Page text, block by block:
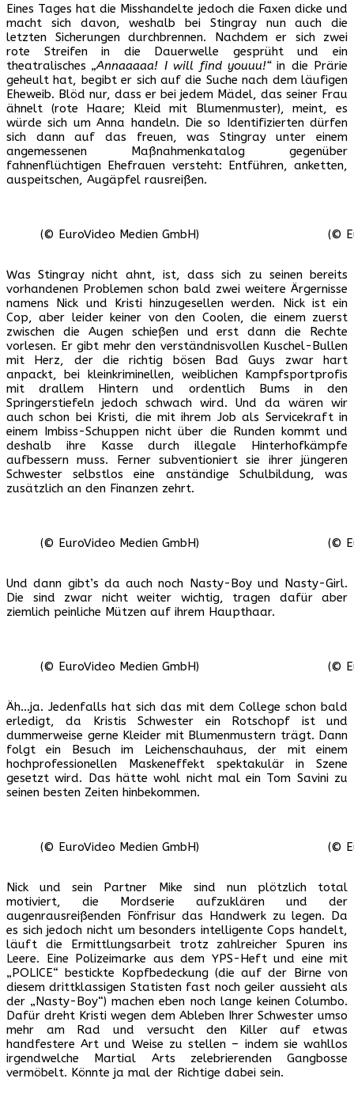
Eines Tages hat die Misshandelte jedoch die Faxen dicke und
macht sich davon, weshalb bei Stingray nun auch die
letzten Sicherungen durchbrennen. Nachdem er sich zwei
rote Streifen in die Dauerwelle gesprüht und ein
theatralisches„Annaaaaa! I will find youuu!“in die Prärie
geheult hat, begibt er sich auf die Suche nach dem läufigen
Eheweib. Blöd nur, dass er bei jedem Mädel, das seiner Frau
ähnelt (rote Haare; Kleid mit Blumenmuster), meint, es
würde sich um Anna handeln. Die so Identifizierten dürfen
sich dann auf das freuen, was Stingray unter einem
angemessenen Maßnahmenkatalog gegenüber
fahnenflüchtigen Ehefrauen versteht: Entführen, anketten,
auspeitschen, Augäpfel rausreißen.
(© EuroVideo Medien GmbH) (©
Was Stingray nicht ahnt, ist, dass sich zu seinen bereits
vorhandenen Problemen schon bald zwei weitere Ärgernisse
namens Nick und Kristi hinzugesellen werden. Nick ist ein
Cop, aber leider keiner von den Coolen, die einem zuerst
zwischen die Augen schießen und erst dann die Rechte
vorlesen. Er gibt mehr den verständnisvollen Kuschel-Bullen
mit Herz, der die richtig bösen Bad Guys zwar hart
anpackt, bei kleinkriminellen, weiblichen Kampfsportprofis
mit drallem Hintern und ordentlich Bums in den
Springerstiefeln jedoch schwach wird. Und da wären wir
auch schon bei Kristi, die mit ihrem Job als Servicekraft in
einem Imbiss-Schuppen nicht über die Runden kommt und
deshalb ihre Kasse durch illegale Hinterhofkämpfe
aufbessern muss. Ferner subventioniert sie ihrer jüngeren
Schwester selbstlos eine anständige Schulbildung, was
zusätzlich an den Finanzen zehrt.
(© EuroVideo Medien GmbH) (©
Und dann gibt’s da auch noch Nasty-Boy und Nasty-Girl.
Die sind zwar nicht weiter wichtig, tragen dafür aber
ziemlich peinliche Mützen auf ihrem Haupthaar.
(© EuroVideo Medien GmbH) (©
Äh…ja. Jedenfalls hat sich das mit dem College schon bald
erledigt, da Kristis Schwester ein Rotschopf ist und
dummerweise gerne Kleider mit Blumenmustern trägt. Dann
folgt ein Besuch im Leichenschauhaus, der mit einem
hochprofessionellen Maskeneffekt spektakulär in Szene
gesetzt wird. Das hätte wohl nicht mal ein Tom Savini zu
seinen besten Zeiten hinbekommen.
(© EuroVideo Medien GmbH) (©
Nick und sein Partner Mike sind nun plötzlich total
motiviert, die Mordserie aufzuklären und der
augenrausreißenden Fönfrisur das Handwerk zu legen. Da
es sich jedoch nicht um besonders intelligente Cops handelt,
läuft die Ermittlungsarbeit trotz zahlreicher Spuren ins
Leere. Eine Polizeimarke aus dem YPS-Heft und eine mit
„POLICE“ bestickte Kopfbedeckung (die auf der Birne von
diesem drittklassigen Statisten fast noch geiler aussieht als
der „Nasty-Boy“) machen eben noch lange keinen Columbo.
Dafür dreht Kristi wegen dem Ableben Ihrer Schwester umso
mehr am Rad und versucht den Killer auf etwas
handfestere Art und Weise zu stellen – indem sie wahllos
irgendwelche Martial Arts zelebrierenden Gangbosse
vermöbelt. Könnte ja mal der Richtige dabei sein.